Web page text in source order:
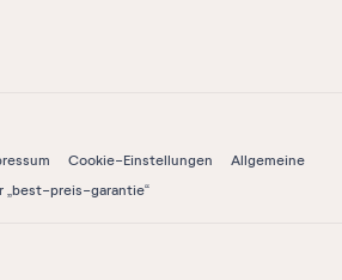
Cookie-Einstellungen
Allgemeine
„best-preis-garantie“